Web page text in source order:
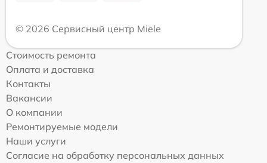
© 2026 Сервисный центр Miele
Стоимость ремонта
Оплата и доставка
Контакты
Вакансии
О компании
Ремонтируемые модели
Наши услуги
Согласие на обработку персональных данных